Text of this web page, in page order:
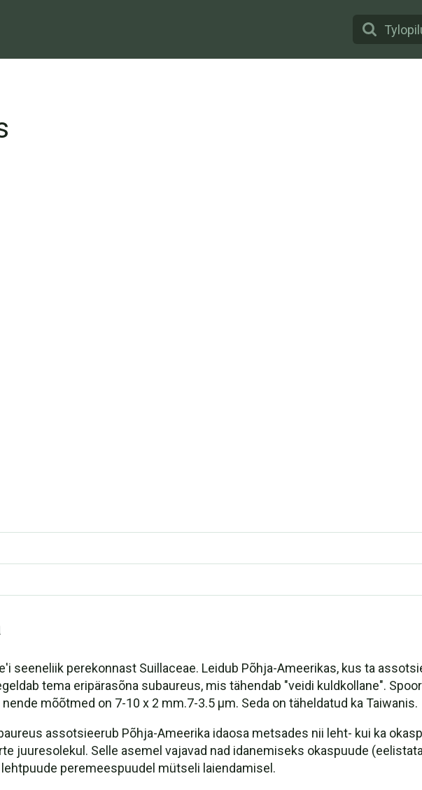
seeneliik perekonnast Suillaceae. Leidub Põhja-Ameerikas, kus ta
tema eripärasõna subaureus, mis tähendab "veidi kuldkollane".
mõõtmed on 7-10 x 2 mm.7-3.5 µm. Seda on täheldatud ka Taiwanis.
assotsieerub Põhja-Ameerika idaosa metsades nii leht- kui ka
juuresolekul. Selle asemel vajavad nad idanemiseks okaspuude
peremeespuudel mütseli laiendamisel.